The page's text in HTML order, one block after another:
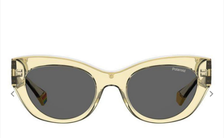
Previous